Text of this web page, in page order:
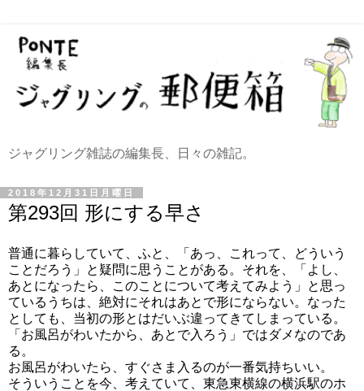
ジャグリング雑誌の編集長、日々の雑記。
2018年12月31日月曜日
第293回 形にする早さ
普通に暮らしていて、ふと、「あっ、これって、どういう
ことだろう」と疑問に思うことがある。それを、「よし、
あとになったら、このことについて考えてみよう」と思っ
ているうちは、絶対にそれはあとで形にならない。なった
としても、当初の形とはだいぶ違ってきてしまっている。
「お風呂がわいたから、あとで入ろう」ではダメなのであ
る。
お風呂がわいたら、すぐさま入るのが一番気持ちいい。
そういうことを今、考えていて、東急東横線の横浜駅のホ